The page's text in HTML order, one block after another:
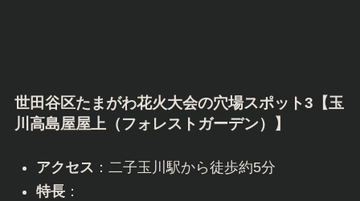
世田谷区たまがわ花火大会の穴場スポット3【玉
川高島屋屋上（フォレストガーデン）
】
アクセス ：二子玉川駅から徒歩約5分
特長：